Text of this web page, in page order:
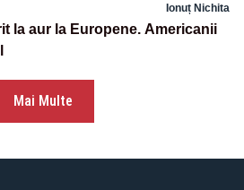
Ionuț Nichita
la aur la Europene. Americanii
Mai Multe